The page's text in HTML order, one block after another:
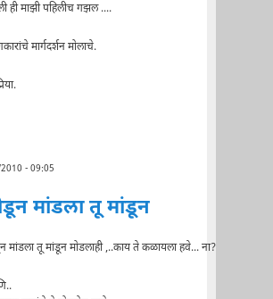
ही माझी पहिलीच गझल ....
मार्गदर्शन मोलाचे.
- 09:05
मांडला तू मांडून
मांडला तू मांडून मोडलाही ,..काय ते कळायला हवे... ना?